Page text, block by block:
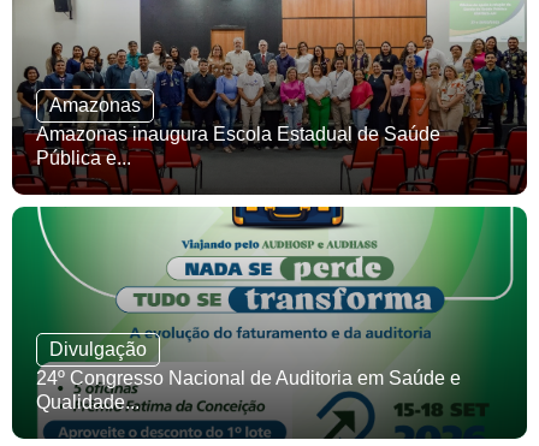
Amazonas
Amazonas inaugura Escola Estadual de Saúde
Pública e...
Divulgação
24º Congresso Nacional de Auditoria em Saúde e
Qualidade...